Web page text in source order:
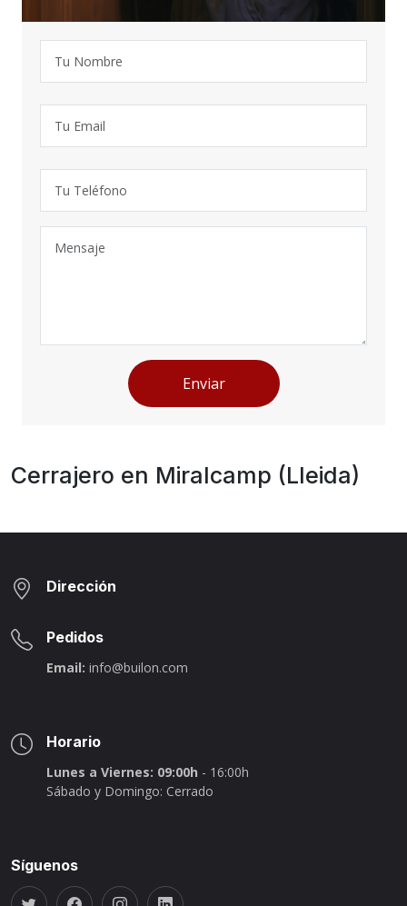
Enviar
Cerrajero en Miralcamp (Lleida)
Dirección
Pedidos
Email: info@builon.com
Horario
Lunes a Viernes: 09:00h - 16:00h
Sábado y Domingo: Cerrado
Síguenos